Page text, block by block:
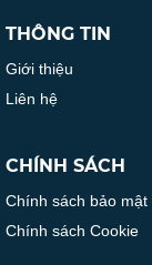
THÔNG TIN
Giới thiệu
Liên hệ
CHÍNH SÁCH
Chính sách bảo mật
Chính sách Cookie